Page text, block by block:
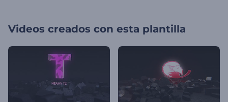
Videos creados con esta plantilla